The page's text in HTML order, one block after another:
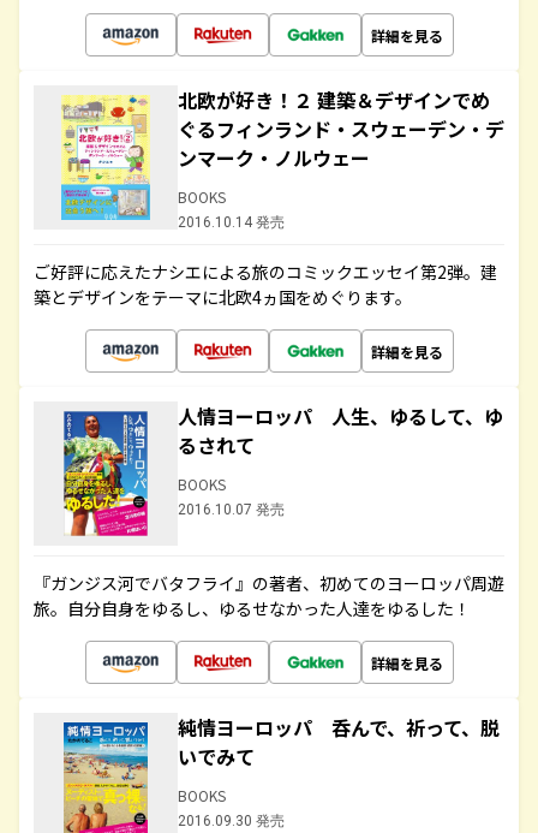
詳細を見る
北欧が好き！２ 建築＆デザインでめ
ぐるフィンランド・スウェーデン・デ
ンマーク・ノルウェー
BOOKS
2016.10.14 発売
ご好評に応えたナシエによる旅のコミックエッセイ第2弾。建
築とデザインをテーマに北欧4ヵ国をめぐります。
詳細を見る
人情ヨーロッパ 人生、ゆるして、ゆ
るされて
BOOKS
2016.10.07 発売
『ガンジス河でバタフライ』の著者、初めてのヨーロッパ周遊
旅。自分自身をゆるし、ゆるせなかった人達をゆるした！
詳細を見る
純情ヨーロッパ 呑んで、祈って、脱
いでみて
BOOKS
2016.09.30 発売